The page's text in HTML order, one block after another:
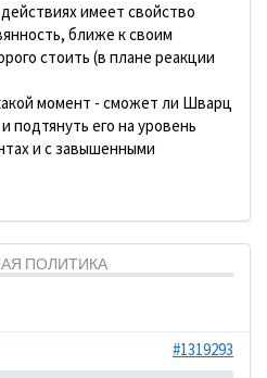
имеет свойство
ближе к своим
стоить (в плане реакции
момент - сможет ли Шварц
подтянуть его на уровень
и с завышенными
ПОЛИТИКА
#1319293